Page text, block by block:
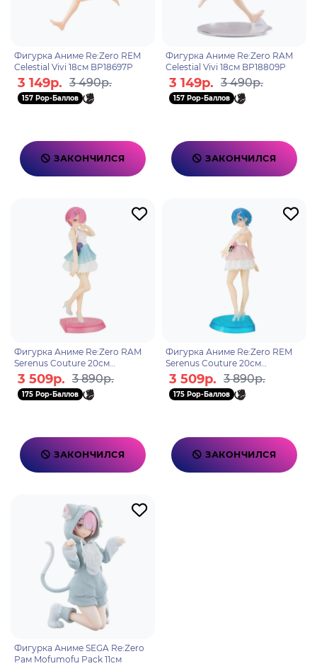
Фигурка Аниме Re:Zero REM
Celestial Vivi 18см BP18697P
3 149р. 3 490р.
157 Pop-Баллов
ЗАКОНЧИЛСЯ
Фигурка Аниме Re:Zero RAM
Celestial Vivi 18см BP18809P
3 149р. 3 490р.
157 Pop-Баллов
ЗАКОНЧИЛСЯ
Фигурка Аниме Re:Zero RAM
Serenus Couture 20см
BP19541P
3 509р. 3 890р.
175 Pop-Баллов
ЗАКОНЧИЛСЯ
Фигурка Аниме Re:Zero REM
Serenus Couture 20см
BP19542P
3 509р. 3 890р.
175 Pop-Баллов
ЗАКОНЧИЛСЯ
Фигурка Аниме SEGA Re:Zero
Рам Mofumofu Pack 11см